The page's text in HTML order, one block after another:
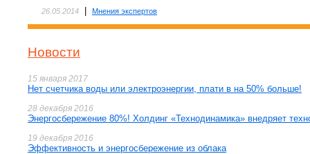
26.05.2014 Мнения экспертов
Новости
15 января 2017
Нет счетчика воды или электроэнергии, плати в на 50% больше!
28 декабря 2016
Энергосбережение 80%! Холдинг «Технодинамика» внедряет
19 декабря 2016
Эффективность и энергосбережение из облака